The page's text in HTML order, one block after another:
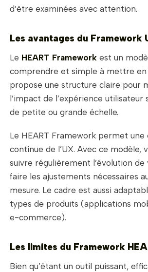
d’être examinées avec attention.
Les avantages du Framework
Le HEART Framework est un
comprendre et simple à mettre en
propose une structure claire pour
l’impact de l’expérience utilisateur
de petite ou grande échelle.
Le HEART Framework permet une
continue de l’UX. Avec ce modèle,
suivre régulièrement l’évolution
faire les ajustements nécessaires
mesure. Le cadre est aussi
types de produits (applications
e-commerce).
Les limites du Framework
Bien qu’étant un outil puissant,